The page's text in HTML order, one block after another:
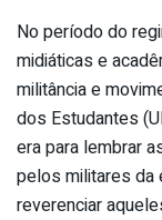
No período do
midiáticas e
militância e
dos Estudantes
era para lembrar
pelos militares da
reverenciar